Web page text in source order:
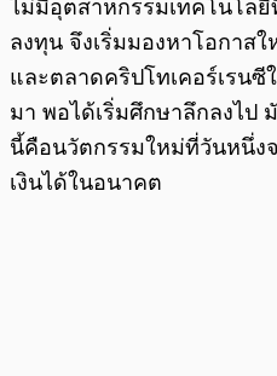
ไม่มีอุตสาหกรรมเทคโนโล
ลงทุน จึงเริ่มมองหาโอกาส
และตลาดคริปโทเคอร์เรนซี
มา พอได้เริ่มศึกษาลึกลงไป
นี้คือนวัตกรรมใหม่ที่วันหนึ่ง
เงินได้ในอนาคต